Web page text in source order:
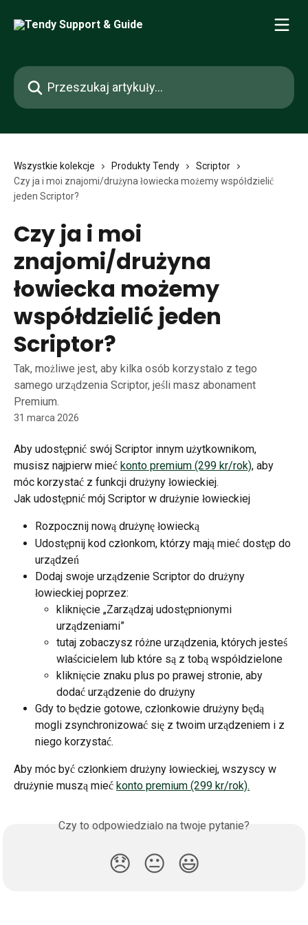
Przeszukaj artykuły...
Wszystkie kolekcje Produkty Tendy
Scriptor
Czy ja i moi znajomi/drużyna łowiecka możemy współdzielić
jeden Scriptor?
Czy ja i moi
znajomi/drużyna
łowiecka możemy
współdzielić jeden
Scriptor?
Tak, możliwe jest, aby kilka osób korzystało z tego
samego urządzenia Scriptor, jeśli masz abonament
Premium.
31 marca 2026
Aby udostępnić swój Scriptor innym użytkownikom,
musisz najpierw mieć konto premium (299 kr/rok), aby
móc korzystać z funkcji drużyny łowieckiej.
Jak udostępnić mój Scriptor w drużynie łowieckiej
Rozpocznij nową drużynę łowiecką
Udostępnij kod członkom, którzy mają mieć dostęp do
urządzeń
Dodaj swoje urządzenie Scriptor do drużyny
łowieckiej poprzez:
kliknięcie „Zarządzaj udostępnionymi
urządzeniami”
tutaj zobaczysz różne urządzenia, których jesteś
właścicielem lub które są z tobą współdzielone
kliknięcie znaku plus po prawej stronie, aby
dodać urządzenie do drużyny
Gdy to będzie gotowe, członkowie drużyny będą
mogli zsynchronizować się z twoim urządzeniem i z
niego korzystać.
Aby móc być członkiem drużyny łowieckiej, wszyscy w
drużynie muszą mieć konto premium (299 kr/rok).
Czy to odpowiedziało na twoje pytanie?
😞 😐 😃